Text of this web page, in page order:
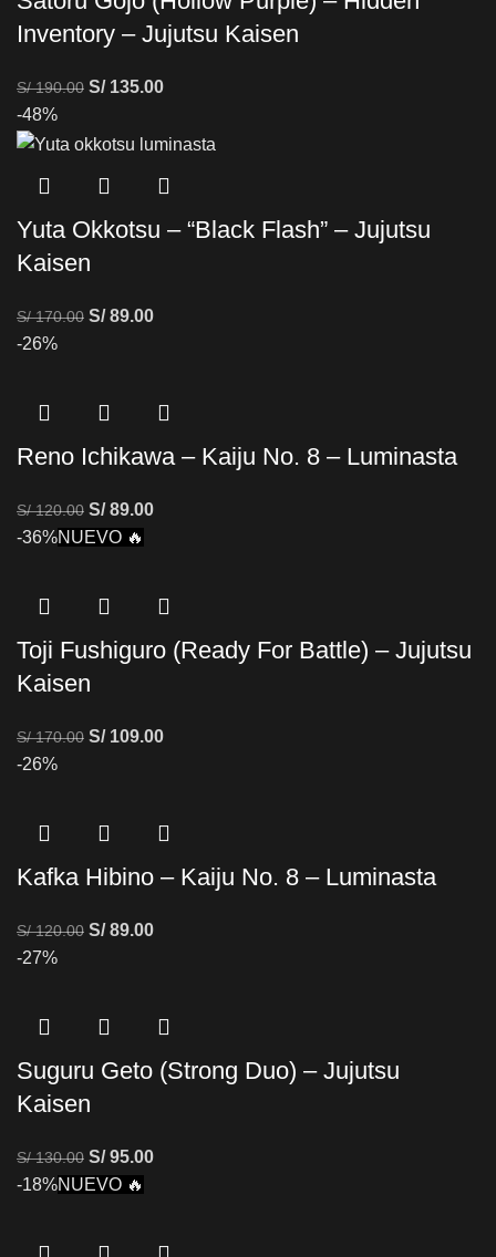
Inventory – Jujutsu Kaisen
S/190.00 S/135.00
-48%
Yuta Okkotsu – “Black Flash” – Jujutsu
Kaisen
S/170.00 S/89.00
-26%
Reno Ichikawa – Kaiju No. 8 – Luminasta
S/120.00 S/89.00
-36%NUEVO 🔥
Toji Fushiguro (Ready For Battle) – Jujutsu
Kaisen
S/170.00 S/109.00
-26%
Kafka Hibino – Kaiju No. 8 – Luminasta
S/120.00 S/89.00
-27%
Suguru Geto (Strong Duo) – Jujutsu
Kaisen
S/130.00 S/95.00
-18%NUEVO 🔥